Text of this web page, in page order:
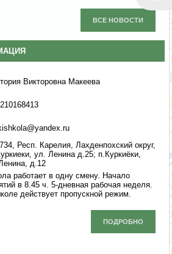
ВСЕ НОВОСТИ
Викторовна Макеева
Респ. Карелия, Лахденпохский округ,
ул. Ленина д.25; п.Куркиёки,
д.12
работает в одну смену. Начало
в 8.45 ч. 5-дневная рабочая неделя.
действует пропускной режим.
ПОДРОБНО